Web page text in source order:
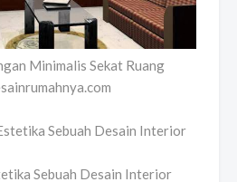
Minimalis Sekat Ruang
Sebuah Desain Interior